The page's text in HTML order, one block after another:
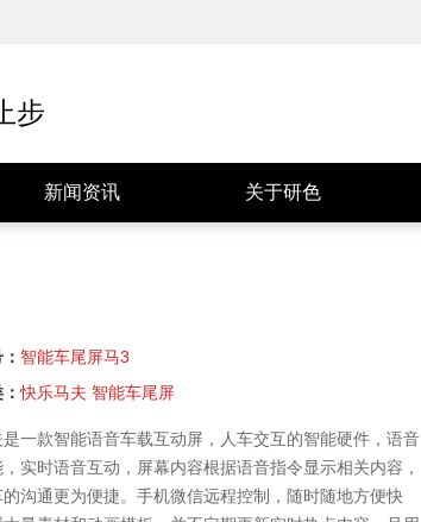
步
新闻资讯
媒体报道
技术分享
关于研色
资质证书
智能车尾屏马3
：快乐马夫 智能车尾屏
一款智能语音车载互动屏，人车交互的智能硬件，语音
实时语音互动，屏幕内容根据语音指令显示相关内容，
沟通更为便捷。手机微信远程控制，随时随地方便快